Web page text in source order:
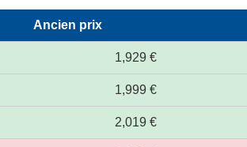
Ancien prix
1,929 €
1,999 €
2,019 €